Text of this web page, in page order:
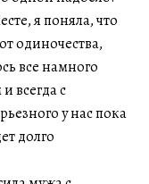
я поняла, что
одиночества,
все намного
всегда с
у нас пока
долго